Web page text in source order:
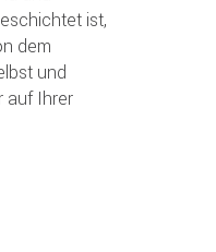
ist,
dem
und
auf Ihrer